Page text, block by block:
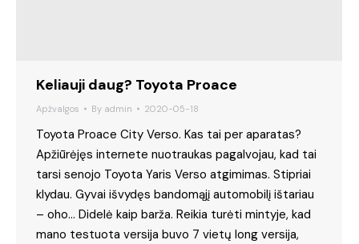
Keliauji daug? Toyota Proace
Apžvalgos By admin 2020-05-18
Toyota Proace City Verso. Kas tai per aparatas?
Apžiūrėjęs internete nuotraukas pagalvojau, kad tai
tarsi senojo Toyota Yaris Verso atgimimas. Stipriai
klydau. Gyvai išvydęs bandomąjį automobilį ištariau
– oho… Didelė kaip barža. Reikia turėti mintyje, kad
mano testuota versija buvo 7 vietų long versija,